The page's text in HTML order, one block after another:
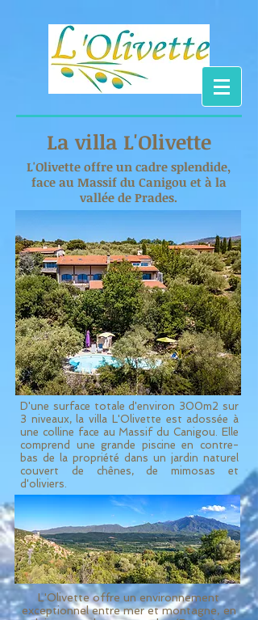
La villa L'Olivette
L'Olivette offre un cadre splendide,
face au Massif du Canigou et à la
vallée de Prades.
D'une surface totale d'environ 300m2 sur
3 niveaux, la villa L'Olivette est adossée à
une colline face au Massif du Canigou. Elle
comprend une grande piscine en contre-
bas de la propriété dans un jardin naturel
couvert de chênes, de mimosas et
d'oliviers.
L'Olivette offre un environnement
exceptionnel entre mer et montagne, en